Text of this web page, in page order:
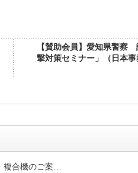
【賛助会員】愛知県警察
撃対策セミナー」（日本
複合機のご案…